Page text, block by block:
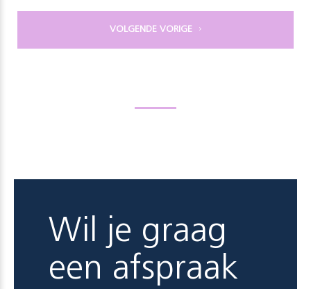
VOLGENDE VORIGE
Wil je graag
een afspraak